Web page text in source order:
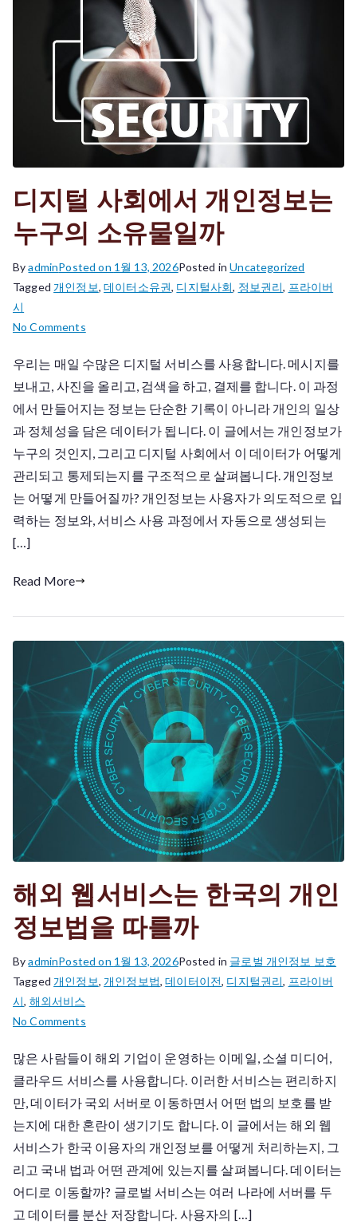
디지털 사회에서 개인정보는
누구의 소유물일까
ByadminPosted on 1월 13, 2026Posted inUncategorized
Tagged 개인정보,데이터소유권, 디지털사회, 정보권리, 프라이버
시
No Commentson
지
털
사
회
에
개
인
정
소
유
물
일
까
우리는 매일 수많은 디지털 서비스를 사용합니다. 메시지를
보내고, 사진을 올리고, 검색을 하고, 결제를 합니다. 이 과정
에서 만들어지는 정보는 단순한 기록이 아니라 개인의 일상
과 정체성을 담은 데이터가 됩니다. 이 글에서는 개인정보가
누구의 것인지, 그리고 디지털 사회에서 이 데이터가 어떻게
관리되고 통제되는지를 구조적으로 살펴봅니다. 개인정보
는 어떻게 만들어질까? 개인정보는 사용자가 의도적으로 입
력하는 정보와, 서비스 사용 과정에서 자동으로 생성되는
[…]
Read More
해외 웹서비스는 한국의 개인
정보법을 따를까
ByadminPosted on 1월 13, 2026Posted in 글로벌 개인정보 보호
Tagged개인정보,개인정보법,데이터이전, 디지털권리, 프라이버
시, 해외서비스
No Commentson
외
웹
서
비
스
한
국
의
많은 사람들이 해외 기업이 운영하는 이메일, 소셜 미디어,
클라우드 서비스를 사용합니다. 이러한 서비스는 편리하지
만, 데이터가 국외 서버로 이동하면서 어떤 법의 보호를 받
는지에 대한 혼란이 생기기도 합니다. 이 글에서는 해외 웹
서비스가 한국 이용자의 개인정보를 어떻게 처리하는지, 그
리고 국내 법과 어떤 관계에 있는지를 살펴봅니다. 데이터는
어디로 이동할까? 글로벌 서비스는 여러 나라에 서버를 두
고 데이터를 분산 저장합니다. 사용자의 […]